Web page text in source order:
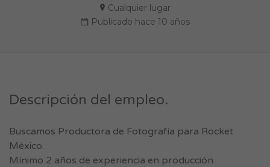
Cualquier lugar
Publicado hace 10 años
Descripción del empleo.
Buscamos Productora de Fotografía para Rocket
México.
Mínimo 2 años de experiencia en producción